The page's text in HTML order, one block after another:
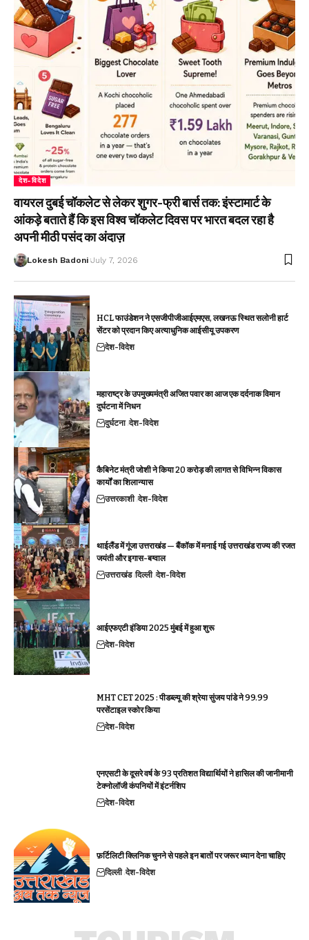
देश-विदेश
वायरल दुबई चॉकलेट से लेकर शुगर-फ्री बार्स तक: इंस्टामार्ट के
आंकड़े बताते हैं कि इस विश्व चॉकलेट दिवस पर भारत बदल रहा है
अपनी मीठी पसंद का अंदाज़
Lokesh Badoni July 7, 2026
HCL फाउंडेशन ने एसजीपीजीआईएमएस, लखनऊ स्थित सलोनी हार्ट
सेंटर को प्रदान किए अत्याधुनिक आईसीयू उपकरण
देश-विदेश
महाराष्ट्र के उपमुख्यमंत्री अजित पवार का आज एक दर्दनाक विमान
दुर्घटना में निधन
दुर्घटना देश-विदेश
कैबिनेट मंत्री जोशी ने किया 20 करोड़ की लागत से विभिन्न विकास
कार्यों का शिलान्यास
उत्तरकाशी देश-विदेश
थाईलैंड में गूंजा उत्तराखंड — बैंकॉक में मनाई गई उत्तराखंड राज्य की रजत
जयंती और इगास-बग्वाल
उत्तराखंड दिल्ली देश-विदेश
आईएफएटी इंडिया 2025 मुंबई में हुआ शुरू
देश-विदेश
MHT CET 2025 : पीडब्ल्यू की श्रेया सुंजय पांडे ने 99.99
परसेंटाइल स्कोर किया
देश-विदेश
एनएसटी के दूसरे वर्ष के 93 प्रतिशत विद्यार्थियों ने हासिल की जानीमानी
टेक्नोलॉजी कंपनियों में इंटर्नशिप
देश-विदेश
फ़र्टिलिटी क्लिनिक चुनने से पहले इन बातों पर जरूर ध्यान देना चाहिए
दिल्ली देश-विदेश